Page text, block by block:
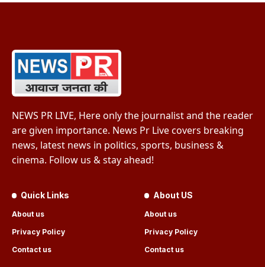
NEWS PR LIVE, Here only the journalist and the reader
are given importance. News Pr Live covers breaking
news, latest news in politics, sports, business &
cinema. Follow us & stay ahead!
Quick Links
About us
Privacy Policy
Contact us
About US
About us
Privacy Policy
Contact us